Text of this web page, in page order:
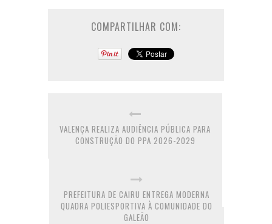
COMPARTILHAR COM:
VALENÇA REALIZA AUDIÊNCIA PÚBLICA PARA
CONSTRUÇÃO DO PPA 2026-2029
PREFEITURA DE CAIRU ENTREGA MODERNA
QUADRA POLIESPORTIVA À COMUNIDADE DO
GALEÃO